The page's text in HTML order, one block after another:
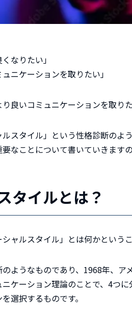
なりたい」
ニケーションを取りたい」
良いコミュニケーションを取り
スタイル」という性格診断の
なことについて書いていきます
タイルとは？
ャルスタイル」とは何かという
ようなものであり、1968年、
ケーション理論のことで、4つ
選択するものです。